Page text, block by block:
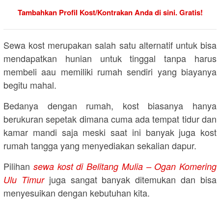
Tambahkan Profil Kost/Kontrakan Anda di sini. Gratis!
Sewa kost merupakan salah satu alternatif untuk bisa
mendapatkan hunian untuk tinggal tanpa harus
membeli aau memiliki rumah sendiri yang biayanya
begitu mahal.
Bedanya dengan rumah, kost biasanya hanya
berukuran sepetak dimana cuma ada tempat tidur dan
kamar mandi saja meski saat ini banyak juga kost
rumah tangga yang menyediakan sekalian dapur.
Pilihan sewa kost di Belitang Mulia – Ogan Komering
Ulu Timurjuga sangat banyak ditemukan dan bisa
menyesuikan dengan kebutuhan kita.